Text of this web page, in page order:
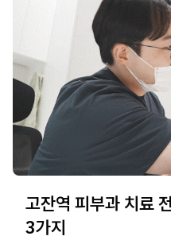
고잔역 피부과 치료
3가지